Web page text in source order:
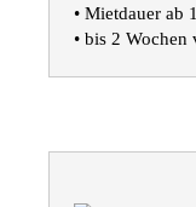
• Mietdauer ab
• bis 2